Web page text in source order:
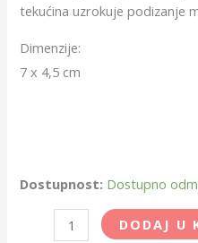
tekućina uzrokuje podizanje
Dimenzije:
7 x 4,5 cm
Dostupnost: Dostupno
DODAJ U